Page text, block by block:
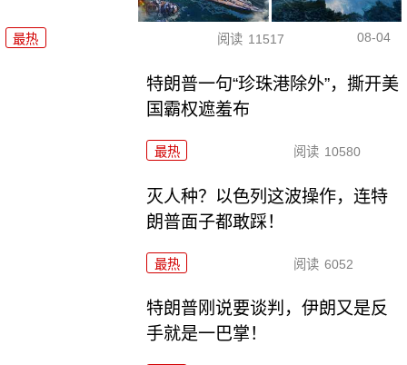
最热 阅读 11517 08-04
特朗普一句“珍珠港除外”，撕开美
国霸权遮羞布
最热 阅读 10580
灭人种？以色列这波操作，连特
朗普面子都敢踩！
最热 阅读 6052
特朗普刚说要谈判，伊朗又是反
手就是一巴掌！